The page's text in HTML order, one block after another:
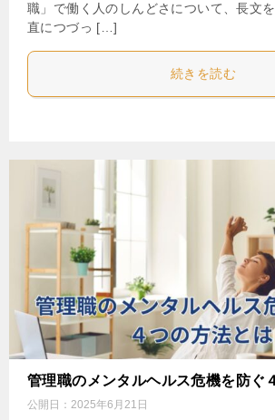
職」で働く人のしんどさについて、長文
直につづっ […]
続きを読む
管理職のメンタルヘルス危機を防ぐ
公開日： 2025年6月21日